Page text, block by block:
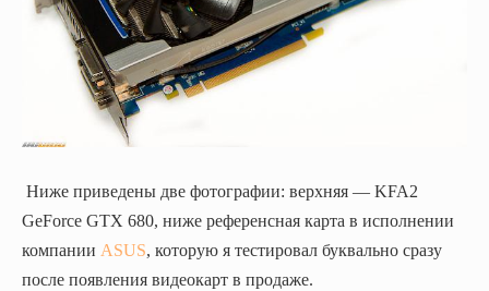
Ниже приведены две фотографии: верхняя — KFA2
GeForce GTX 680, ниже референсная карта в исполнении
компании ASUS, которую я тестировал буквально сразу
после появления видеокарт в продаже.